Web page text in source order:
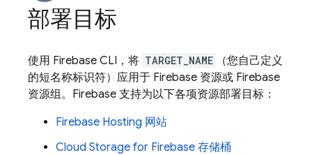
部署目标
使用 Firebase CLI，将 TARGET_NAME
（您自己定义
的短名称标识符）应用于 Firebase 资源或 Firebase
资源组。Firebase 支持为以下各项资源部署目标：
Firebase Hosting 网站
Cloud Storage for Firebase 存储桶